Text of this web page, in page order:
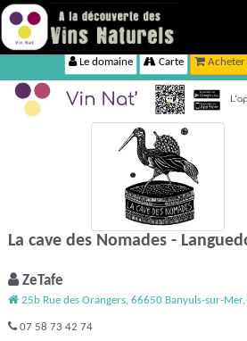
Le domaine Carte Acheter
La cave des Nomades -
ZeTafe
25b Rue des Orangers, 66650 Banyuls-sur-Mer,
07 58 73 42 74